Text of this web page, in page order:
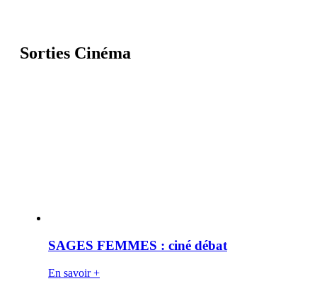
Sorties Cinéma
SAGES FEMMES : ciné débat
En savoir +